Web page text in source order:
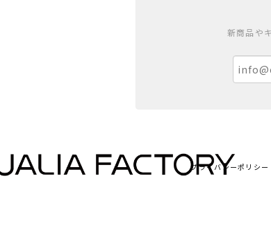
消毒スタンド 足踏みペダル式【fumumu】
数ある消毒液スタンドの中から当商品をお選び
新商品や
プライバシーポリシー